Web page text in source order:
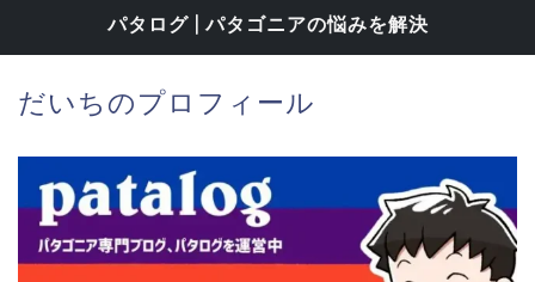
パタログ | パタゴニアの悩みを解決
だいちのプロフィール